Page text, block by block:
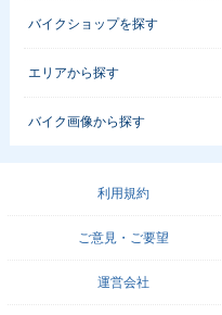
バイクショップを探す
エリアから探す
バイク画像から探す
利用規約
ご意見・ご要望
運営会社